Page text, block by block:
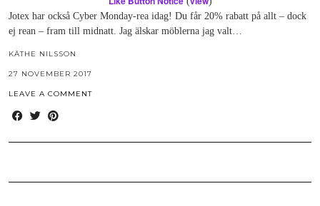
Jotex har också Cyber Monday-rea idag! Du får 20% rabatt på allt – dock
ej rean – fram till midnatt. Jag älskar möblerna jag valt…
KÄTHE NILSSON
27 NOVEMBER 2017
LEAVE A COMMENT